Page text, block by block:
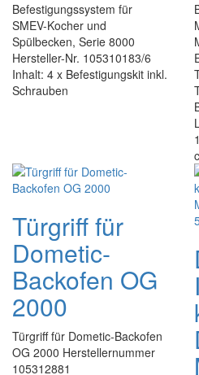
Befestigungssystem für
SMEV-Kocher und
Spülbecken, Serie 8000
Hersteller-Nr. 105310183/6
Inhalt: 4 x Befestigungskit inkl.
Schrauben
Türgriff für
Dometic-
Backofen OG
2000
Türgriff für Dometic-Backofen
OG 2000 Herstellernummer
105312881